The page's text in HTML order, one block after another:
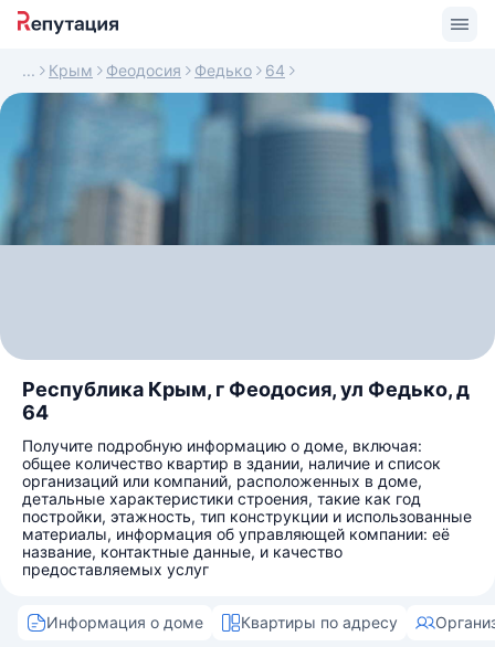
Крым Феодосия Федько 64
Республика Крым, г Феодосия, ул Федько, д
64
Получите подробную информацию о доме, включая:
общее количество квартир в здании, наличие и список
организаций или компаний, расположенных в доме,
детальные характеристики строения, такие как год
постройки, этажность, тип конструкции и использованные
материалы, информация об управляющей компании: её
название, контактные данные, и качество
предоставляемых услуг
Информация о доме Квартиры по адресу